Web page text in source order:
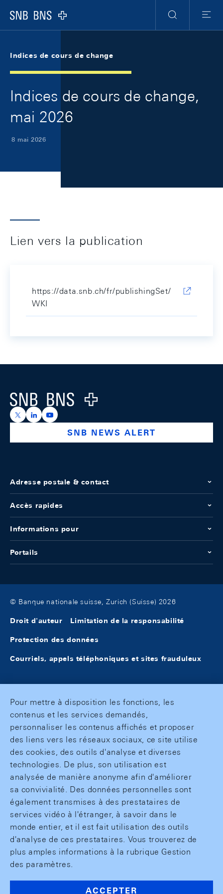
Logo
RechercheMenu
Indices de cours de change
Indices de cours de change,
mai 2026
8 mai 2026
Lien vers la publication
https://data.snb.ch/fr/publishingSet/
WKI
Logo
https://x.com/snb_bns
https://ch.linkedin.com/company/swiss-national-
https://www.youtube.com/@swissnationalbank
SNB NEWS ALERT
Adresse postale & contact
Accès rapides
Informations pour
Portails
© Banque nationale suisse, Zurich (Suisse) 2026
Droit d'auteur Limitation de la responsabilité
Protection des données
Courriels, appels téléphoniques et sites frauduleux
Pour mettre à disposition les fonctions, les
contenus et les services demandés,
personnaliser les contenus affichés et proposer
des liens vers les réseaux sociaux, ce site utilise
des cookies, des outils d'analyse et diverses
technologies. De plus, son utilisation est
analysée de manière anonyme afin d'améliorer
sa convivialité. Des données personnelles sont
également transmises à des prestataires de
services vidéo à l'étranger, à savoir dans le
monde entier, et il est fait utilisation des outils
d'analyse de ces prestataires. Vous trouverez de
plus amples informations à la rubrique Gestion
des paramètres.
ACCEPTER